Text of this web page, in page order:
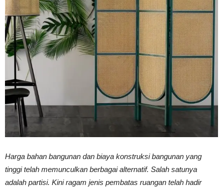
Vinyl
Cepat
Kering,
Kuat
Harga bahan bangunan dan biaya konstruksi bangunan yang
tinggi telah memunculkan berbagai alternatif. Salah satunya
adalah partisi. Kini ragam jenis pembatas ruangan telah hadir